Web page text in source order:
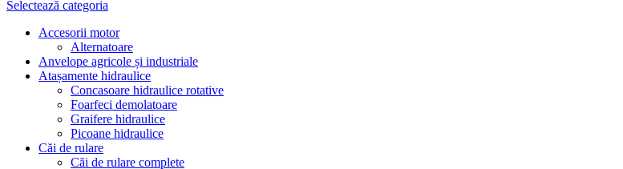
Selectează categoria
Accesorii motor
Alternatoare
Anvelope agricole și industriale
Atașamente hidraulice
Concasoare hidraulice rotative
Foarfeci demolatoare
Graifere hidraulice
Picoane hidraulice
Căi de rulare
Căi de rulare complete